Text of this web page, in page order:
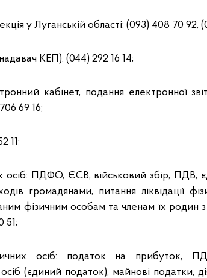
у Луганській області: (093) 408 70 92,
КЕП): (044) 292 16 14;
кабінет, подання електронної
69 16;
11;
осіб: ПДФО, ЄСВ, військовий збір, ПДВ,
громадянами, питання ліквідації
фізичним особам та членам їх родин
51;
осіб: податок на прибуток,
(єдиний податок), майнові податки,